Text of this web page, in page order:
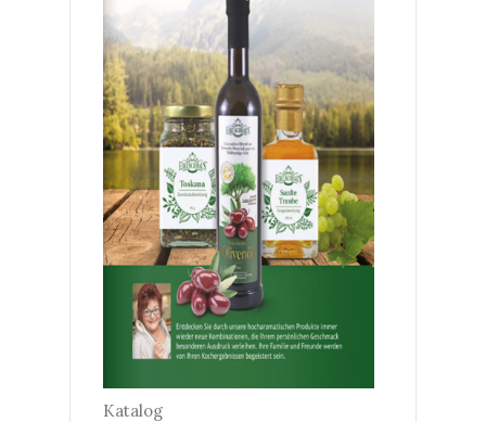
Katalog